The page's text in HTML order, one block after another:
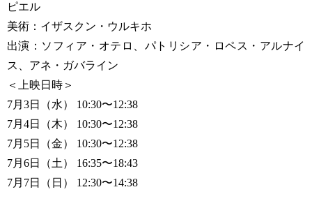
ピエル
美術：イザスクン・ウルキホ
出演：ソフィア・オテロ、パトリシア・ロペス・アルナイ
ス、アネ・ガバライン
＜上映日時＞
7月3日（水） 10:30〜12:38
7月4日（木） 10:30〜12:38
7月5日（金） 10:30〜12:38
7月6日（土） 16:35〜18:43
7月7日（日） 12:30〜14:38